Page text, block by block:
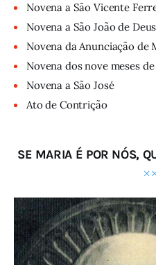
Novena a São Vicente
Novena a São João de Deus
Novena da Anunciação de
Novena dos nove meses
Novena a São José
Ato de Contrição
SE MARIA É POR NÓS,